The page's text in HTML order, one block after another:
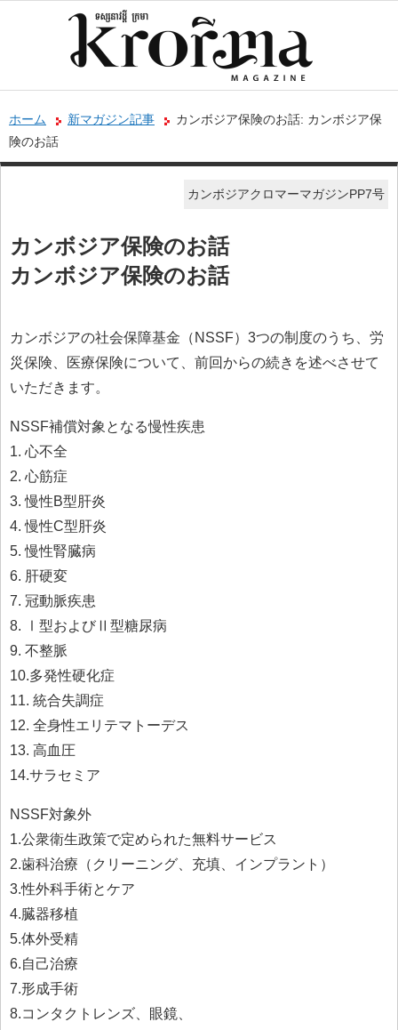
ホーム 新マガジン記事
カンボジア保険のお話: カンボジア保
険のお話
カンボジアクロマーマガジンPP7号
カンボジア保険のお話
カンボジア保険のお話
カンボジアの社会保障基金（NSSF）3つの制度のうち、労
災保険、医療保険について、前回からの続きを述べさせて
いただきます。
NSSF補償対象となる慢性疾患
1. 心不全
2. 心筋症
3. 慢性B型肝炎
4. 慢性C型肝炎
5. 慢性腎臓病
6. 肝硬変
7. 冠動脈疾患
8. Ⅰ型およびⅡ型糖尿病
9. 不整脈
10.多発性硬化症
11. 統合失調症
12. 全身性エリテマトーデス
13. 高血圧
14.サラセミア
NSSF対象外
1.公衆衛生政策で定められた無料サービス
2.歯科治療（クリーニング、充填、インプラント）
3.性外科手術とケア
4.臓器移植
5.体外受精
6.自己治療
7.形成手術
8.コンタクトレンズ、眼鏡、